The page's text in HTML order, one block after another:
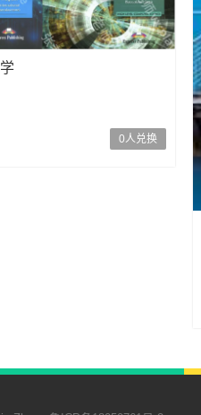
0人兑换